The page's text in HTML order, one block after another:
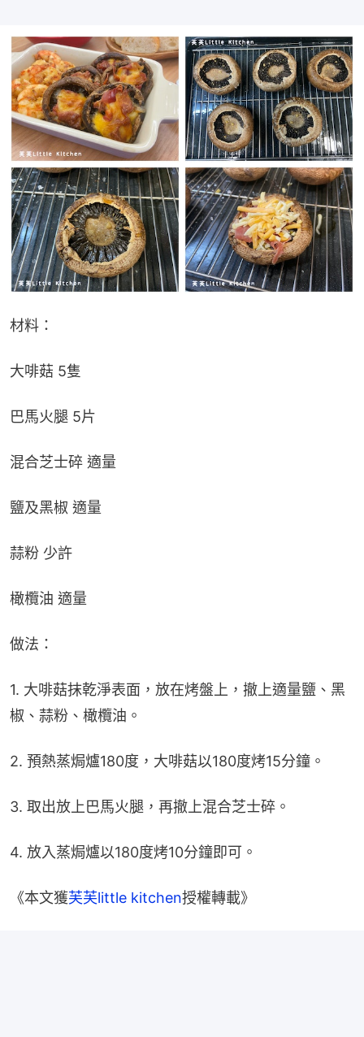
材料：
大啡菇 5隻
巴馬火腿 5片
混合芝士碎 適量
鹽及黑椒 適量
蒜粉 少許
橄欖油 適量
做法：
1. 大啡菇抹乾淨表面，放在烤盤上，撤上適量鹽、黑
椒、蒜粉、橄欖油。
2. 預熱蒸焗爐180度，大啡菇以180度烤15分鐘。
3. 取出放上巴馬火腿，再撤上混合芝士碎。
4. 放入蒸焗爐以180度烤10分鐘即可。
《本文獲芙芙little kitchen授權轉載》